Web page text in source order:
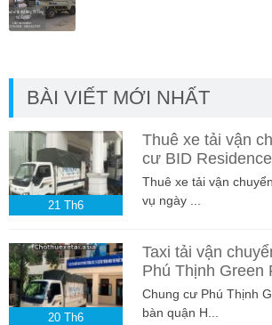
BÀI VIẾT MỚI NHẤT
21 Th6
Thuê xe tải vận
cư BID Residence
Thuê xe tải vận
vụ ngày ...
20 Th6
Taxi tải vận
Phú Thịnh Green
Chung cư Phú Thịnh
bàn quận H...